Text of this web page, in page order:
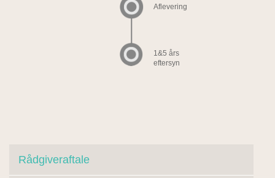
Aflevering
1&5 års
eftersyn
Rådgiveraftale